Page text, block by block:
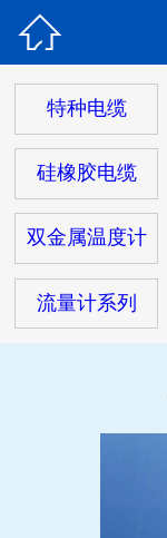

特种电缆
硅橡胶电缆
双金属温度计
流量计系列